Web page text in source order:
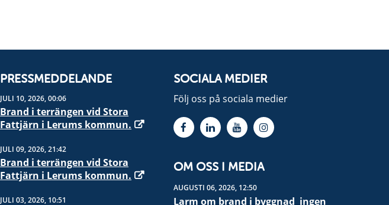
PRESSMEDDELANDE
JULI 10, 2026, 00:06
Brand i terrängen vid Stora
Fattjärn i Lerums kommun.
JULI 09, 2026, 21:42
Brand i terrängen vid Stora
Fattjärn i Lerums kommun.
JULI 03, 2026, 10:51
SOCIALA MEDIER
Följ oss på sociala medier
OM OSS I MEDIA
AUGUSTI 06, 2026, 12:50
Larm om brand i byggnad  ingen